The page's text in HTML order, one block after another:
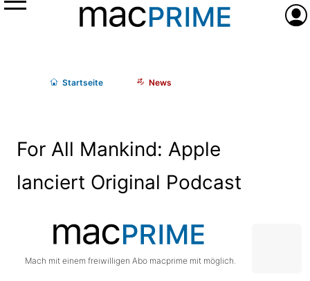
Menü
Startseite News
For All Mankind: Apple
lanciert Original Podcast
Mach mit einem freiwilligen Abo macprime mit möglich.